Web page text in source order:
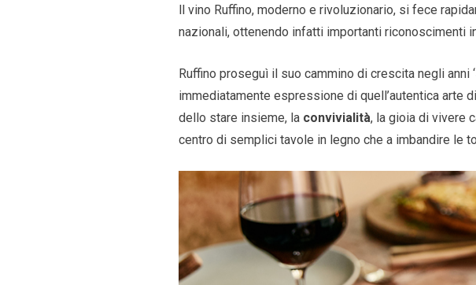
ll vino Ruffino, moderno e rivoluzionario, si fece
nazionali, ottenendo infatti importanti riconoscimenti
Ruffino proseguì il suo cammino di crescita negli anni
immediatamente espressione di quell’autentica arte
dello stare insieme, la convivialità, la gioia di vivere
centro di semplici tavole in legno che a imbandire le